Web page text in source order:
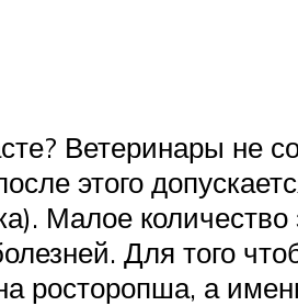
Ветеринары не
этого
Малое
Для того
росторопша, а